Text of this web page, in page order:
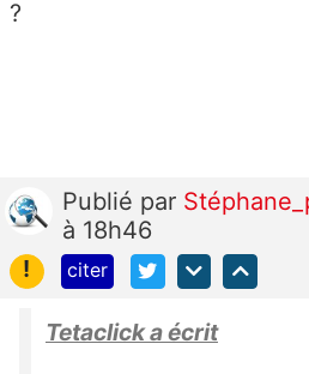
?
Publié par
à 18h46
!
citer
Tetaclick a écrit